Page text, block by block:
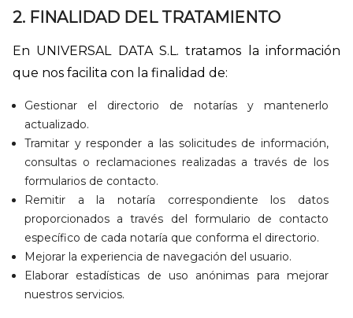
2. FINALIDAD DEL TRATAMIENTO
En UNIVERSAL DATA S.L. tratamos la información
que nos facilita con la finalidad de:
Gestionar el directorio de notarías y mantenerlo
actualizado.
Tramitar y responder a las solicitudes de información,
consultas o reclamaciones realizadas a través de los
formularios de contacto.
Remitir a la notaría correspondiente los datos
proporcionados a través del formulario de contacto
específico de cada notaría que conforma el directorio.
Mejorar la experiencia de navegación del usuario.
Elaborar estadísticas de uso anónimas para mejorar
nuestros servicios.